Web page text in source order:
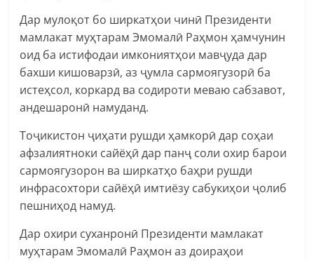
Дар мулоқот бо ширкатҳои чинӣ Президенти
мамлакат муҳтарам Эмомалӣ Раҳмон ҳамчунин
оид ба истифодаи имкониятҳои мавҷуда дар
бахши кишоварзӣ, аз ҷумла сармоягузорӣ ба
истеҳсол, коркард ва содироти меваю сабзавот,
андешаронӣ намуданд.
Тоҷикистон ҷиҳати рушди ҳамкорӣ дар соҳаи
афзалиятноки сайёҳӣ дар панҷ соли охир барои
сармоягузорон ва ширкатҳо баҳри рушди
инфрасохтори сайёҳӣ имтиёзу сабукиҳои ҷолиб
пешниҳод намуд.
Дар охири суханронӣ Президенти мамлакат
муҳтарам Эмомалӣ Раҳмон аз доираҳои